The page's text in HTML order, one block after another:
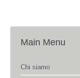
Main Menu
Chi siamo